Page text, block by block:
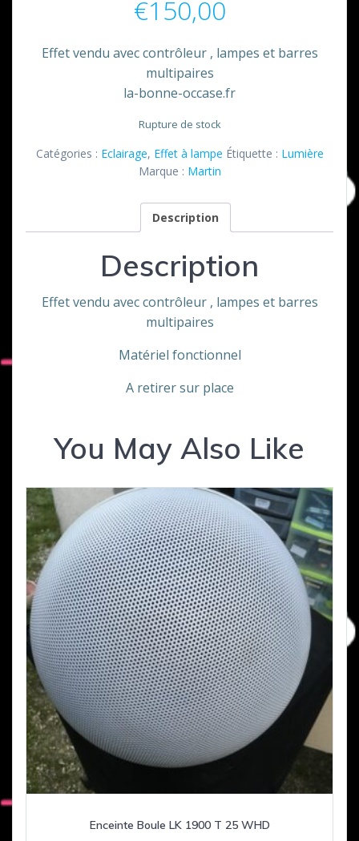
€150,00
Effet vendu avec contrôleur , lampes et barres
multipaires
la-bonne-occase.fr
Rupture de stock
Catégories : Eclairage, Effet à lampe Étiquette : Lumière
Marque : Martin
Description
Description
Effet vendu avec contrôleur , lampes et barres
multipaires
Matériel fonctionnel
A retirer sur place
You May Also Like
Enceinte Boule LK 1900 T 25 WHD